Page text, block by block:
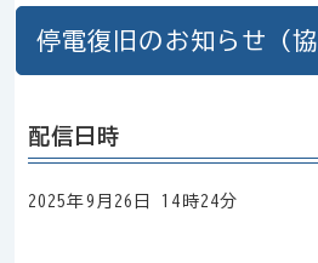
停電復旧のお知らせ（協
配信日時
2025年9月26日 14時24分